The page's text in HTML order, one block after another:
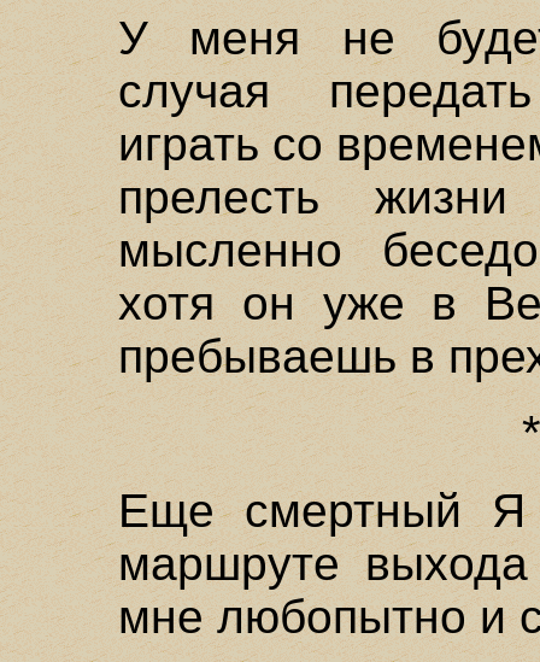
У меня не
случая
играть со
прелесть
мысленно
хотя он уже в
пребываешь в
Еще смертный
маршруте
мне любопытно и